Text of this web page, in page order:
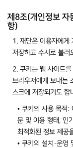
제8조(개인정보 자
항)
1. 재단은 이용자에게
저장하고 수시로 불러
2. 쿠키는 웹 사이트
브라우저에게 보내는
스크에 저장되기도 합
• 쿠키의 사용 목적:
문 및 이용 형태, 인
최적화된 정보 제공
• 쿠키의 설치·운영